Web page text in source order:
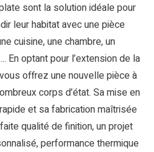
sont la solution idéale pour
leur habitat avec une pièce
cuisine, une chambre, un
En optant pour l’extension de la
offrez une nouvelle pièce à
corps d’état. Sa mise en
et sa fabrication maîtrisée
qualité de finition, un projet
performance thermique